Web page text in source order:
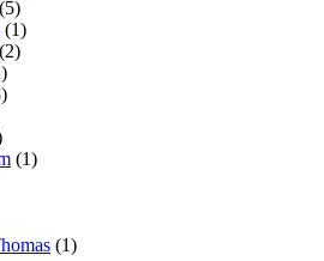
(5)
(1)
(2)
(1)
(1)